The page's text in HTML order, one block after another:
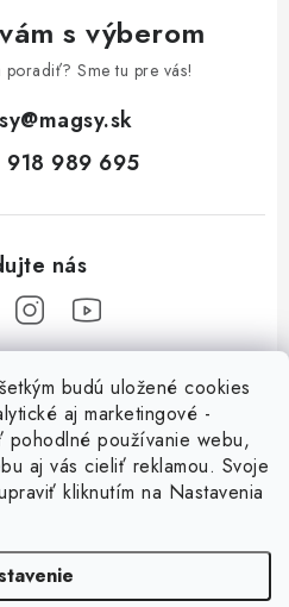
budú uložené cookies
aj marketingové -
pohodlné používanie webu,
aj vás cieliť reklamou. Svoje
kliknutím na Nastavenia
s výberom
poradiť? Sme tu pre vás!
@magsy.sk
918 989 695